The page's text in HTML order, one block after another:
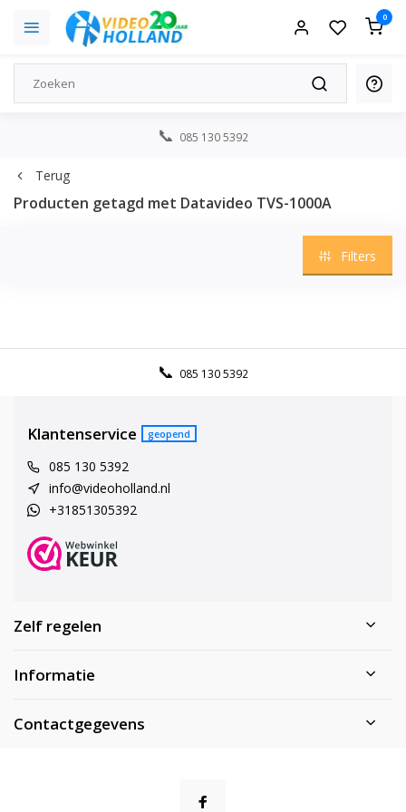
0
085 130 5392
Terug
Producten getagd met Datavideo TVS-1000A
Filters
085 130 5392
Klantenservice geopend
085 130 5392
info@videoholland.nl
+31851305392
Zelf regelen
Informatie
Contactgegevens